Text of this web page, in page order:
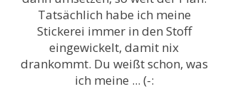
Tatsächlich habe ich meine
Stickerei immer in den Stoff
eingewickelt, damit nix
drankommt. Du weißt schon, was
ich meine ... (-: